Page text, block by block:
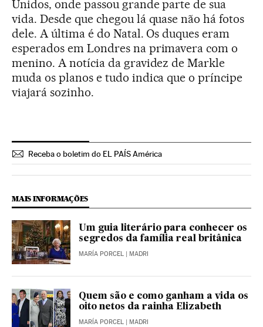
Unidos, onde passou grande parte de sua
vida. Desde que chegou lá quase não há fotos
dele. A última é do Natal. Os duques eram
esperados em Londres na primavera com o
menino. A notícia da gravidez de Markle
muda os planos e tudo indica que o príncipe
viajará sozinho.
Receba o boletim do EL PAÍS América
MAIS INFORMAÇÕES
Um guia literário para conhecer os
segredos da família real britânica
MARÍA PORCEL | MADRI
Quem são e como ganham a vida os
oito netos da rainha Elizabeth
MARÍA PORCEL | MADRI